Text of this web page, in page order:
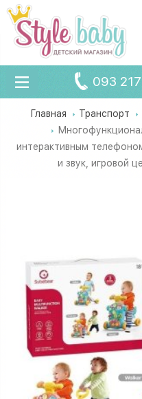
093
Главная Транспорт
интерактивным
и звук, игровой